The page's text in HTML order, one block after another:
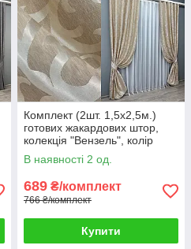
Комплект (2шт. 1,5х2,5м.)
готових жакардових штор,
колекція "Вензель", колір
бежевий. Код 416ш 39-245
В наявності 2 од.
689 ₴/комплект
766 ₴/комплект
Купити